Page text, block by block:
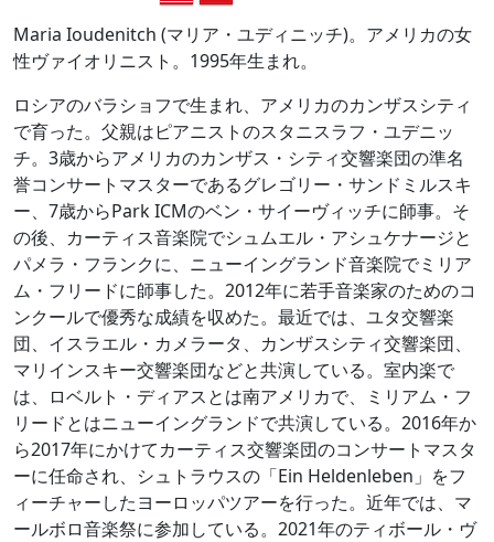
Maria Ioudenitch (マリア・ユディニッチ)。アメリカの女
性ヴァイオリニスト。1995年生まれ。
ロシアのバラショフで生まれ、アメリカのカンザスシティ
で育った。父親はピアニストのスタニスラフ・ユデニッ
チ。3歳からアメリカのカンザス・シティ交響楽団の準名
誉コンサートマスターであるグレゴリー・サンドミルスキ
ー、7歳からPark ICMのベン・サイーヴィッチに師事。そ
の後、カーティス音楽院でシュムエル・アシュケナージと
パメラ・フランクに、ニューイングランド音楽院でミリア
ム・フリードに師事した。2012年に若手音楽家のためのコ
ンクールで優秀な成績を収めた。最近では、ユタ交響楽
団、イスラエル・カメラータ、カンザスシティ交響楽団、
マリインスキー交響楽団などと共演している。室内楽で
は、ロベルト・ディアスとは南アメリカで、ミリアム・フ
リードとはニューイングランドで共演している。2016年か
ら2017年にかけてカーティス交響楽団のコンサートマスタ
ーに任命され、シュトラウスの「Ein Heldenleben」をフ
ィーチャーしたヨーロッパツアーを行った。近年では、マ
ールボロ音楽祭に参加している。2021年のティボール・ヴ